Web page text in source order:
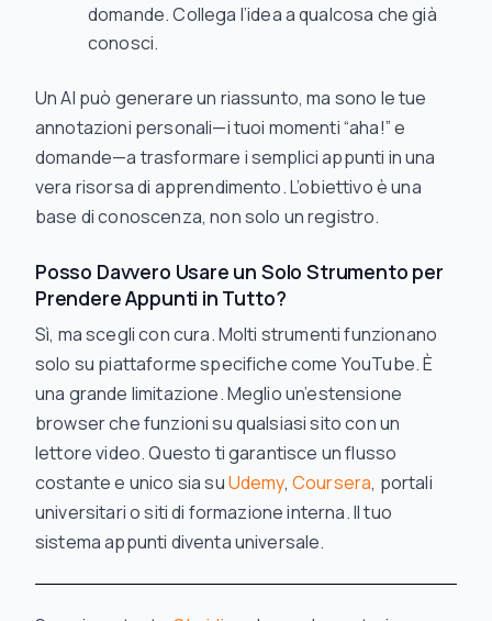
domande. Collega l’idea a qualcosa che già
conosci.
Un AI può generare un riassunto, ma sono le tue
annotazioni personali—i tuoi momenti “aha!” e
domande—a trasformare i semplici appunti in una
vera risorsa di apprendimento. L’obiettivo è una
base di conoscenza, non solo un registro.
Posso Davvero Usare un Solo Strumento per
Prendere Appunti in Tutto?
Sì, ma scegli con cura. Molti strumenti funzionano
solo su piattaforme specifiche come YouTube. È
una grande limitazione. Meglio un’estensione
browser che funzioni su qualsiasi sito con un
lettore video. Questo ti garantisce un flusso
costante e unico sia suUdemy, Coursera, portali
universitari o siti di formazione interna. Il tuo
sistema appunti diventa universale.